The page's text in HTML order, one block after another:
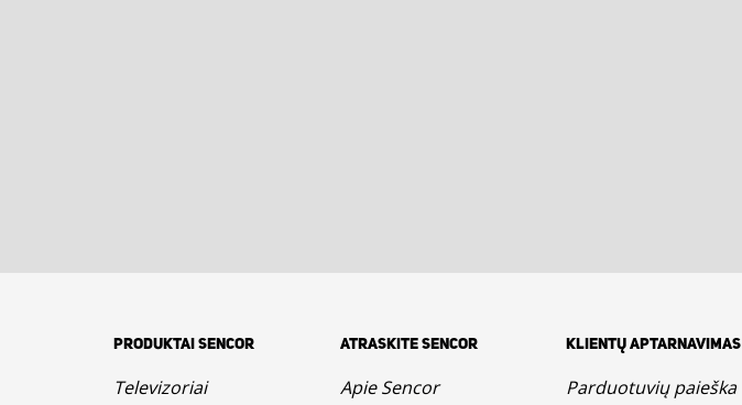
PRODUKTAI SENCOR
Televizoriai
ATRASKITE SENCOR
Apie Sencor
KLIENTŲ APTARNAVIMAS
Parduotuvių paieška